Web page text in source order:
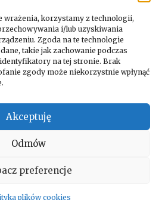
wrażenia, korzystamy z technologii,
i/lub uzyskiwania
Zgoda na te technologie
takie jak zachowanie podczas
na tej stronie. Brak
zgody może niekorzystnie wpłynąć
Akceptuję
Odmów
preferencje
plików cookies